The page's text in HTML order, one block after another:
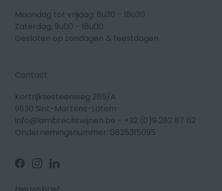
Maandag tot vrijdag: 8u30 - 18u30
Zaterdag: 9u00 - 18u00
Gesloten op zondagen & feestdagen
Contact
Kortrijksesteenweg 265/A
9830 Sint-Martens-Latem
info@lambrechtwijnen.be - +32 (0)9 282 87 62
Ondernemingsnummer: 0825315095
Volg
ons
Facebook
Volg
ons
Instagram
Volg
ons
Linkedin